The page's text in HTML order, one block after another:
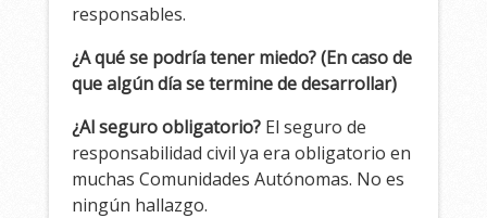
responsables.
¿A qué se podría tener miedo? (En caso de
que algún día se termine de desarrollar)
¿Al seguro obligatorio? El seguro de
responsabilidad civil ya era obligatorio en
muchas Comunidades Autónomas. No es
ningún hallazgo.